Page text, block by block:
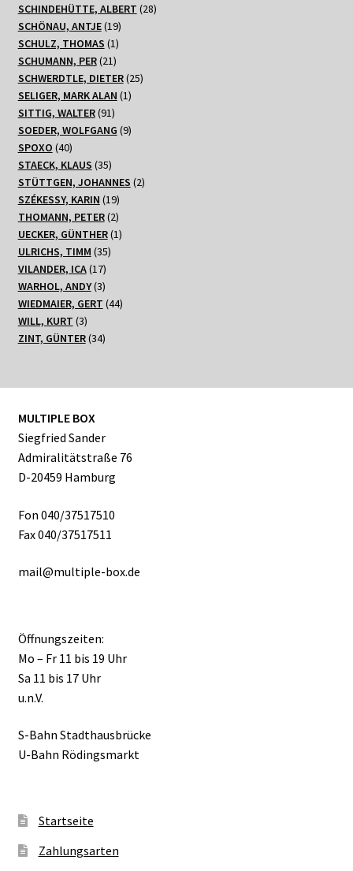
Produkte
SCHINDEHÜTTE, ALBERT 2828
SCHÖNAU, ANTJE 1919
Produkte
SCHULZ, THOMAS 11
Produkt
SCHUMANN, PER 2121
Produkte
SCHWERDTLE, DIETER 2525
SELIGER, MARK ALAN 11
SITTIG, WALTER 9191
Produkte
SOEDER, WOLFGANG 99
SPOXO 4040
Produkte
STAECK, KLAUS 3535
Produkte
STÜTTGEN, JOHANNES 22
SZÉKESSY, KARIN 1919
Produkte
THOMANN, PETER 22
Produkte
UECKER, GÜNTHER 11
ULRICHS, TIMM 3535
VILANDER, ICA 1717
Produkte
WARHOL, ANDY 33
Produkte
WIEDMAIER, GERT 4444
WILL, KURT 33
Produkte
ZINT, GÜNTER 3434
MULTIPLE BOX
Siegfried Sander
Admiralitätstraße 76
D-20459 Hamburg
Fon 040/37517510
Fax 040/37517511
mail@multiple-box.de
Öffnungszeiten:
Mo – Fr 11 bis 19 Uhr
Sa 11 bis 17 Uhr
u.n.V.
S-Bahn Stadthausbrücke
U-Bahn Rödingsmarkt
Startseite
Zahlungsarten